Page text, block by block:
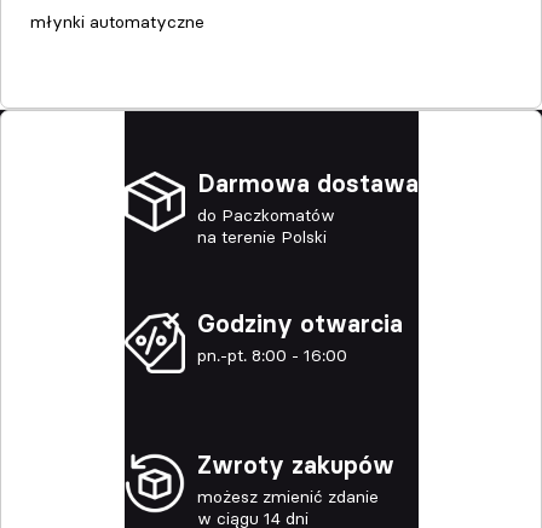
młynki automatyczne
Darmowa dostawa
do Paczkomatów
na terenie Polski
Godziny otwarcia
pn.-pt. 8:00 - 16:00
Zwroty zakupów
możesz zmienić zdanie
w ciągu 14 dni